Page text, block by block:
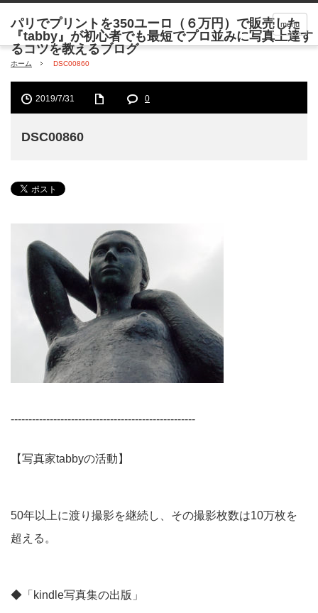
menu
ホーム DSC00860
2019/7/31 0
DSC00860
----------------------------------------------------
【写真家tabbyの活動】
50年以上に渡り撮影を継続し、その撮影枚数は10万枚を
超える。
◆「kindle写真集の出版」